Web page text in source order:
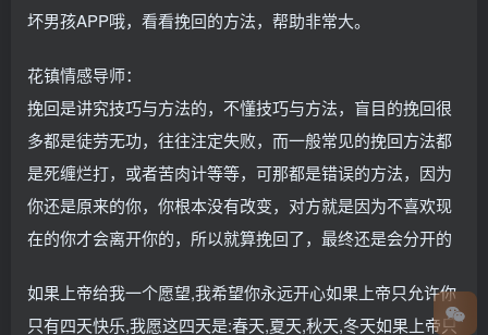
坏男孩APP哦，看看挽回的方法，帮助非常大。
花镇情感导师：
挽回是讲究技巧与方法的，不懂技巧与方法，盲目的挽回很
多都是徒劳无功，往往注定失败，而一般常见的挽回方法都
是死缠烂打，或者苦肉计等等，可那都是错误的方法，因为
你还是原来的你，你根本没有改变，对方就是因为不喜欢现
在的你才会离开你的，所以就算挽回了，最终还是会分开的
如果上帝给我一个愿望,我希望你永远开心如果上帝只允许你
只有四天快乐,我愿这四天是:春天,夏天,秋天,冬天如果上帝只